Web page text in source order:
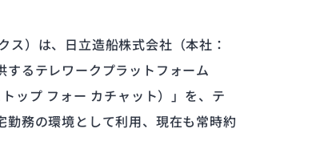
）は、日立造船株式会社（本社：
るテレワークプラットフォーム
ップ フォー カチャット）」を、テ
務の環境として利用、現在も常時約